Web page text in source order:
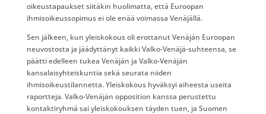
oikeustapaukset siitäkin huolimatta, että Euroopan
ihmisoikeussopimus ei ole enää voimassa Venäjällä.
Sen jälkeen, kun yleiskokous oli erottanut Venäjän Euroopan
neuvostosta ja jäädyttänyt kaikki Valko-Venäjä-suhteensa, se
päätti edelleen tukea Venäjän ja Valko-Venäjän
kansalaisyhteiskuntia sekä seurata niiden
ihmisoikeustilannetta. Yleiskokous hyväksyi aiheesta useita
raportteja. Valko-Venäjän opposition kanssa perustettu
kontaktiryhmä sai yleiskokouksen täyden tuen, ja Suomen